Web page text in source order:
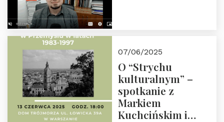
07/06/2025
O “Strychu
kulturalnym” –
spotkanie z
Markiem
Kuchcińskim i